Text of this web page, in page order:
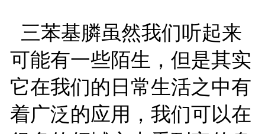
三苯基膦虽然我们听起来
可能有一些陌生，但是其实
它在我们的日常生活之中有
着广泛的应用，我们可以在